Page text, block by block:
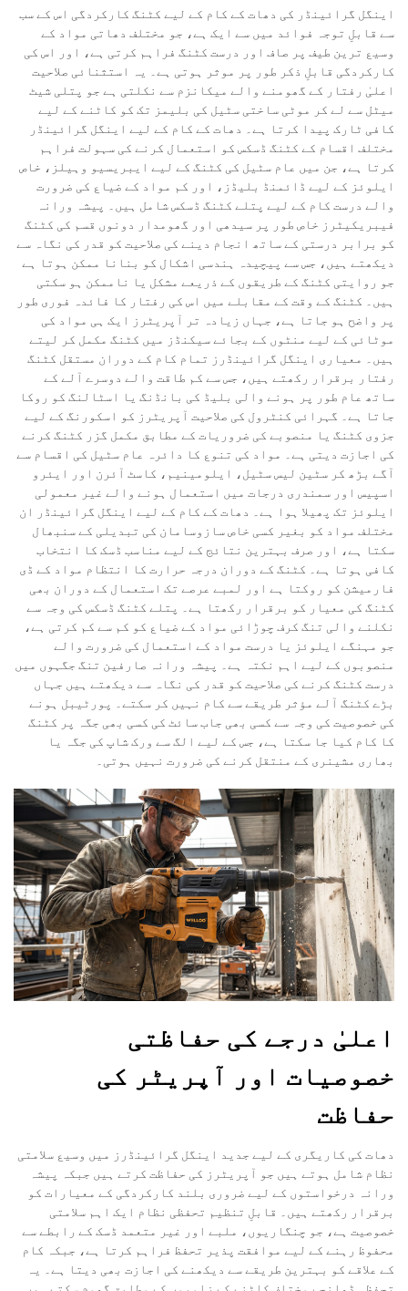
اینگل گرائینڈر کی دھات کے کام کے لیے کٹنگ کارکردگی اس کے سب
سے قابلِ توجہ فوائد میں سے ایک ہے، جو مختلف دھاتی مواد کے
وسیع ترین طیف پر صاف اور درست کٹنگ فراہم کرتی ہے، اور اس کی
کارکردگی قابلِ ذکر طور پر موثر ہوتی ہے۔ یہ استثنائی صلاحیت
اعلیٰ رفتار کے گھومنے والے میکانزم سے نکلتی ہے جو پتلی شیٹ
میٹل سے لے کر موٹی ساختی سٹیل کی بلیمز تک کو کاٹنے کے لیے
کافی ٹارک پیدا کرتا ہے۔ دھات کے کام کے لیے اینگل گرائینڈر
مختلف اقسام کے کٹنگ ڈسکس کو استعمال کرنے کی سہولت فراہم
کرتا ہے، جن میں عام سٹیل کی کٹنگ کے لیے ایبریسیو وہیلز، خاص
ایلوئز کے لیے ڈائمنڈ بلیڈز، اور کم مواد کے ضیاع کی ضرورت
والے درست کام کے لیے پتلے کٹنگ ڈسکس شامل ہیں۔ پیشہ ورانہ
فیبریکیٹرز خاص طور پر سیدھی اور گھومدار دونوں قسم کی کٹنگ
کو برابر درستی کے ساتھ انجام دینے کی صلاحیت کو قدر کی نگاہ سے
دیکھتے ہیں، جس سے پیچیدہ ہندسی اشکال کو بنانا ممکن ہوتا ہے
جو روایتی کٹنگ کے طریقوں کے ذریعے مشکل یا ناممکن ہو سکتی
ہیں۔ کٹنگ کے وقت کے مقابلے میں اس کی رفتار کا فائدہ فوری طور
پر واضح ہو جاتا ہے، جہاں زیادہ تر آپریٹرز ایک ہی مواد کی
موٹائی کے لیے منٹوں کے بجائے سیکنڈز میں کٹنگ مکمل کر لیتے
ہیں۔ معیاری اینگل گرائینڈرز تمام کام کے دوران مستقل کٹنگ
رفتار برقرار رکھتے ہیں، جس سے کم طاقت والے دوسرے آلے کے
ساتھ عام طور پر ہونے والی بلیڈ کی بانڈنگ یا اسٹالنگ کو روکا
جاتا ہے۔ گہرائی کنٹرول کی صلاحیت آپریٹرز کو اسکورنگ کے لیے
جزوی کٹنگ یا منصوبے کی ضروریات کے مطابق مکمل گزر کٹنگ کرنے
کی اجازت دیتی ہے۔ مواد کی تنوع کا دائرہ عام سٹیل کی اقسام سے
آگے بڑھ کر سٹین لیس سٹیل، ایلومینیم، کاسٹ آئرن اور ایئرو
اسپیس اور سمندری درجات میں استعمال ہونے والے غیر معمولی
ایلوئز تک پھیلا ہوا ہے۔ دھات کے کام کے لیے اینگل گرائینڈر ان
مختلف مواد کو بغیر کسی خاص سازوسامان کی تبدیلی کے سنبھال
سکتا ہے، اور صرف بہترین نتائج کے لیے مناسب ڈسک کا انتخاب
کافی ہوتا ہے۔ کٹنگ کے دوران درجہ حرارت کا انتظام مواد کے ڈی
فارمیشن کو روکتا ہے اور لمبے عرصے تک استعمال کے دوران بھی
کٹنگ کی معیار کو برقرار رکھتا ہے۔ پتلے کٹنگ ڈسکس کی وجہ سے
نکلنے والی تنگ کرف چوڑائی مواد کے ضیاع کو کم سے کم کرتی ہے،
جو مہنگے ایلوئز یا درست مواد کے استعمال کی ضرورت والے
منصوبوں کے لیے اہم نکتہ ہے۔ پیشہ ورانہ صارفین تنگ جگہوں میں
درست کٹنگ کرنے کی صلاحیت کو قدر کی نگاہ سے دیکھتے ہیں جہاں
بڑے کٹنگ آلے مؤثر طریقے سے کام نہیں کر سکتے۔ پورٹیبل ہونے
کی خصوصیت کی وجہ سے کسی بھی جاب سائٹ کی کسی بھی جگہ پر کٹنگ
کا کام کیا جا سکتا ہے، جس کے لیے الگ سے ورک شاپ کی جگہ یا
بھاری مشینری کے منتقل کرنے کی ضرورت نہیں ہوتی۔
اعلیٰ درجے کی حفاظتی
خصوصیات اور آپریٹر کی
حفاظت
دھات کی کاریگری کے لیے جدید اینگل گرائینڈرز میں وسیع سلامتی
نظام شامل ہوتے ہیں جو آپریٹرز کی حفاظت کرتے ہیں جبکہ پیشہ
ورانہ درخواستوں کے لیے ضروری بلند کارکردگی کے معیارات کو
برقرار رکھتے ہیں۔ قابلِ تنظیم تحفظی نظام ایک اہم سلامتی
خصوصیت ہے، جو چنگاریوں، ملبے اور غیر متعمد ڈسک کے رابطے سے
محفوظ رہنے کے لیے موافقت پذیر تحفظ فراہم کرتا ہے، جبکہ کام
کے علاقے کو بہترین طریقے سے دیکھنے کی اجازت بھی دیتا ہے۔ یہ